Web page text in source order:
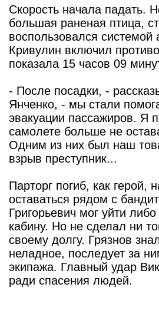
Скорость начала падать.
большая раненая птица,
воспользовался
Кривулин включил
показала 15 часов 09
- После посадки, -
Янченко, - мы стали
эвакуации пассажиров. Я
самолете больше не
Одним из них был наш
взрыв преступник...
Парторг погиб, как герой,
оставаться рядом с
Григорьевич мог уйти
кабину. Но не сделал ни
своему долгу. Грязнов
неладное, последует за
экипажа. Главный удар
ради спасения людей.